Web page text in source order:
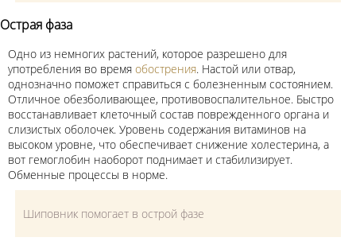
Острая фаза
Одно из немногих растений, которое разрешено для
употребления во время обострения. Настой или отвар,
однозначно поможет справиться с болезненным состоянием.
Отличное обезболивающее, противовоспалительное. Быстро
восстанавливает клеточный состав поврежденного органа и
слизистых оболочек. Уровень содержания витаминов на
высоком уровне, что обеспечивает снижение холестерина, а
вот гемоглобин наоборот поднимает и стабилизирует.
Обменные процессы в норме.
Шиповник помогает в острой фазе